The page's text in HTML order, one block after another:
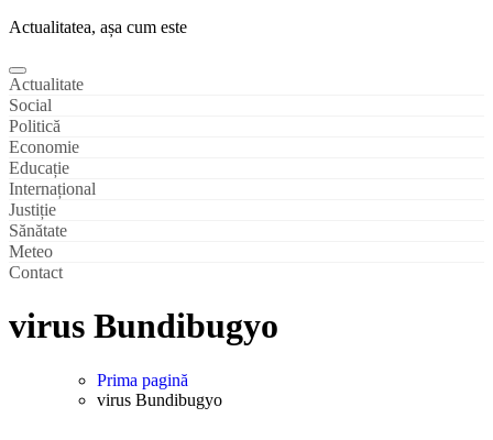
Actualitatea, așa cum este
Actualitate
Social
Politică
Economie
Educație
Internațional
Justiție
Sănătate
Meteo
Contact
virus Bundibugyo
Prima pagină
virus Bundibugyo